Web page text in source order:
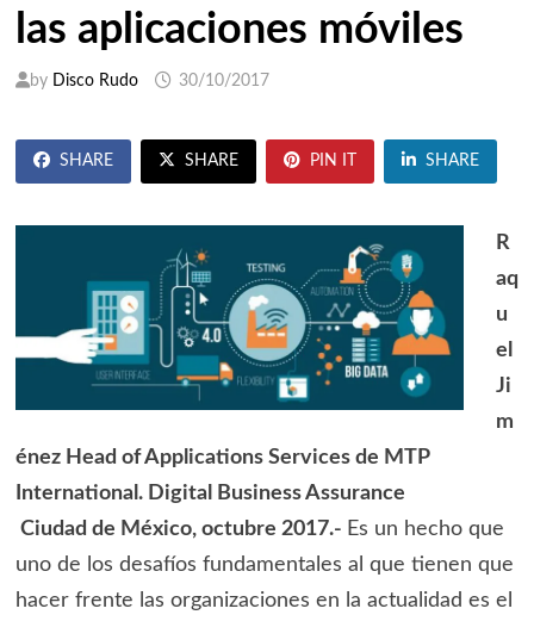
las aplicaciones móviles
by Disco Rudo 30/10/2017
SHARE SHARE PIN IT SHARE
R
aq
u
el
Ji
m
énez Head of Applications Services de MTP
International. Digital Business Assurance
Ciudad de México, octubre 2017.- Es un hecho que
uno de los desafíos fundamentales al que tienen que
hacer frente las organizaciones en la actualidad es el